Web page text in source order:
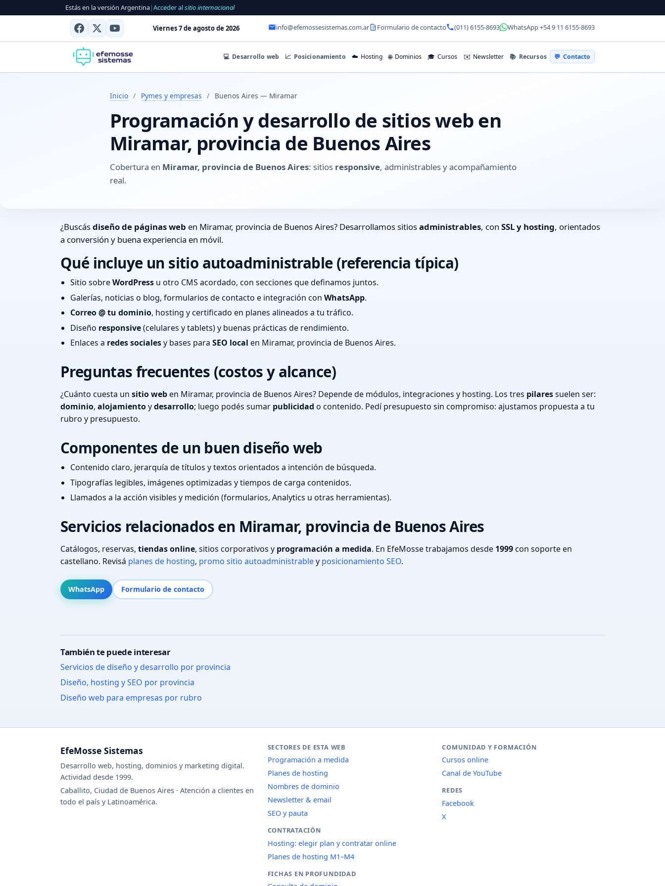
Estás en la versión Argentina|Acceder alsitio internacional
Viernes 7 de agosto de 2026 info@efemossesistemas.com.ar Formulario de contacto (011) 6155-8693 WhatsApp +54 9 11 6155-8693
💻 Desarrollo web 📈 Posicionamiento ☁️ Hosting 🌐 Dominios 🎓 Cursos ✉️ Newsletter 📚 Recursos 💬 Contacto
Inicio / Pymes y empresas / Buenos Aires — Miramar
Programación y desarrollo de sitios web en
Miramar, provincia de Buenos Aires
Cobertura en Miramar, provincia de Buenos Aires: sitios responsive, administrables y acompañamiento
real.
¿Buscásdiseño de páginas web en Miramar, provincia de Buenos Aires? Desarrollamos sitiosadministrables, con SSL y hosting, orientados
a conversión y buena experiencia en móvil.
Qué incluye un sitio autoadministrable (referencia típica)
Sitio sobreWordPress u otro CMS acordado, con secciones que definamos juntos.
Galerías, noticias o blog, formularios de contacto e integración con WhatsApp.
Correo @ tu dominio, hosting y certificado en planes alineados a tu tráfico.
Diseño responsive(celulares y tablets) y buenas prácticas de rendimiento.
Enlaces a redes socialesy bases para SEO local en Miramar, provincia de Buenos Aires.
Preguntas frecuentes (costos y alcance)
¿Cuánto cuesta un sitio weben Miramar, provincia de Buenos Aires? Depende de módulos, integraciones y hosting. Los tres pilaressuelen ser:
dominio, alojamientoydesarrollo; luego podés sumar publicidad o contenido. Pedí presupuesto sin compromiso: ajustamos propuesta a tu
rubro y presupuesto.
Componentes de un buen diseño web
Contenido claro, jerarquía de títulos y textos orientados a intención de búsqueda.
Tipografías legibles, imágenes optimizadas y tiempos de carga contenidos.
Llamados a la acción visibles y medición (formularios, Analytics u otras herramientas).
Servicios relacionados en Miramar, provincia de Buenos Aires
Catálogos, reservas, tiendas online, sitios corporativos y programación a medida. En EfeMosse trabajamos desde 1999con soporte en
castellano. Revisá planes de hosting, promo sitio autoadministrabley posicionamiento SEO.
WhatsApp Formulario de contacto
También te puede interesar
Servicios de diseño y desarrollo por provincia
Diseño, hosting y SEO por provincia
Diseño web para empresas por rubro
EfeMosse Sistemas
Desarrollo web, hosting, dominios y marketing digital.
Actividad desde 1999.
Caballito, Ciudad de Buenos Aires · Atención a clientes en
todo el país y Latinoamérica.
SECTORES DE ESTA WEB
Programación a medida
Planes de hosting
Nombres de dominio
Newsletter & email
SEO y pauta
CONTRATACIÓN
Hosting: elegir plan y contratar online
Planes de hosting M1–M4
FICHAS EN PROFUNDIDAD
COMUNIDAD Y FORMACIÓN
Cursos online
Canal de YouTube
REDES
Facebook
X